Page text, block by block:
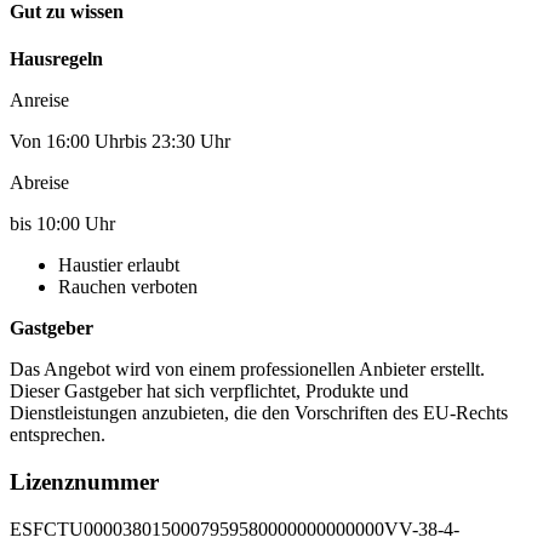
Gut zu wissen
Hausregeln
Anreise
Von 16:00 Uhrbis 23:30 Uhr
Abreise
bis 10:00 Uhr
Haustier erlaubt
Rauchen verboten
Gastgeber
Das Angebot wird von einem professionellen Anbieter erstellt.
Dieser Gastgeber hat sich verpflichtet, Produkte und
Dienstleistungen anzubieten, die den Vorschriften des EU-Rechts
entsprechen.
Lizenznummer
ESFCTU0000380150007959580000000000000VV-38-4-